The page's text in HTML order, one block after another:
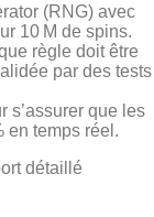
(RNG) avec
10 M de spins.
règle doit être
par des tests
s’assurer que les
en temps réel.
détaillé